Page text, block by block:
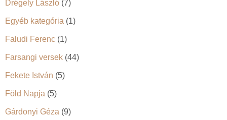
Drégely László (7)
Egyéb kategória (1)
Faludi Ferenc (1)
Farsangi versek (44)
Fekete István (5)
Föld Napja (5)
Gárdonyi Géza (9)